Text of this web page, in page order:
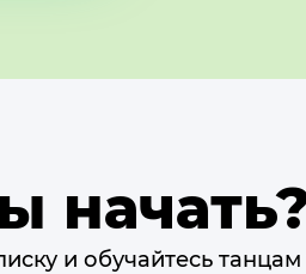
и обучайтесь танцам